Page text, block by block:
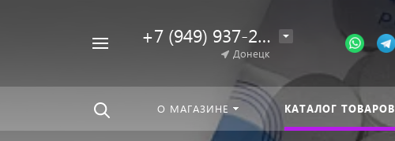
+7 (949) 937-25-64
Донецк
О МАГАЗИНЕ КАТАЛОГ ТОВАРОВ